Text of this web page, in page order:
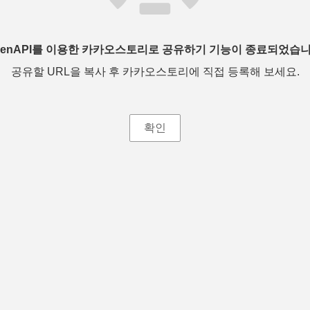
를 이용한 카카오스토리로 공유하기 기능이 종료되었습
공유할 URL을 복사 후 카카오스토리에 직접 등록해 보세요.
확인